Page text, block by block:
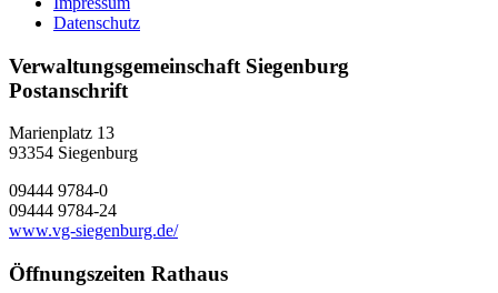
Datenschutz
Verwaltungsgemeinschaft Siegenburg
Postanschrift
Marienplatz 13
93354 Siegenburg
09444 9784-0
09444 9784-24
www.vg-siegenburg.de/
Öffnungszeiten Rathaus